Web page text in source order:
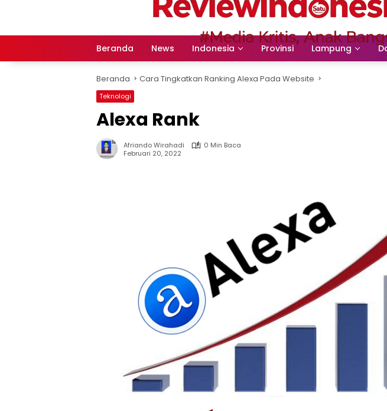
Beranda News Indonesia Provinsi Lampung
Beranda Cara Tingkatkan Ranking Alexa Pada Website
Teknologi
Alexa Rank
Afriando Wirahadi
0 Min Baca
Februari 20, 2022